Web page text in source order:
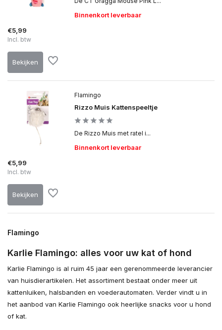
Flamingo
Rizzo Muis Kattenspeeltje
De Rizzo Muis met ratel i...
Binnenkort leverbaar
€5,99
Incl. btw
Bekijken
Binnenkort leverbaar
€5,99
Incl. btw
Bekijken
Flamingo
Karlie Flamingo: alles voor uw kat of hond
Karlie Flamingo is al ruim 45 jaar een gerenommeerde leverancier
van huisdierartikelen. Het assortiment bestaat onder meer uit
kattenluiken, halsbanden en voederautomaten. Verder vindt u in
het aanbod van Karlie Flamingo ook heerlijke snacks voor u hond
of kat.